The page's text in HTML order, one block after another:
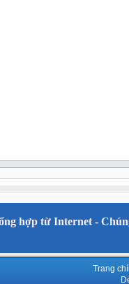
hợp từ Internet -
Trang